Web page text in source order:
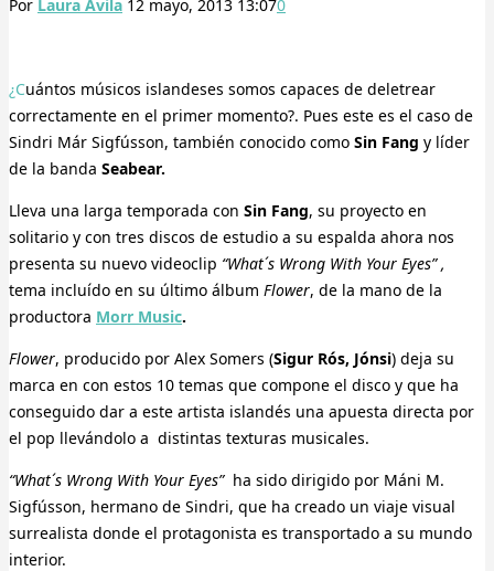
Por Laura Ávila 12 mayo, 2013 13:070
¿Cuántos músicos islandeses somos capaces de deletrear
correctamente en el primer momento?. Pues este es el caso de
Sindri Már Sigfússon, también conocido como Sin Fang y líder
de la banda Seabear.
Lleva una larga temporada con Sin Fang, su proyecto en
solitario y con tres discos de estudio a su espalda ahora nos
presenta su nuevo videoclip “What´s Wrong With Your Eyes” ,
tema incluído en su último álbum Flower, de la mano de la
productora Morr Music.
Flower, producido por Alex Somers (Sigur Rós, Jónsi) deja su
marca en con estos 10 temas que compone el disco y que ha
conseguido dar a este artista islandés una apuesta directa por
el pop llevándolo a distintas texturas musicales.
“What´s Wrong With Your Eyes” ha sido dirigido por Máni M.
Sigfússon, hermano de Sindri, que ha creado un viaje visual
surrealista donde el protagonista es transportado a su mundo
interior.